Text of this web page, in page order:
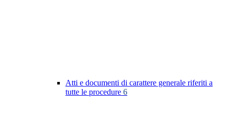
Atti e documenti di carattere generale riferiti a
tutte le procedure 6